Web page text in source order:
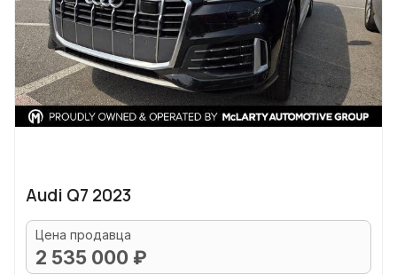
Audi Q7 2023
Цена продавца
2 535 000 ₽